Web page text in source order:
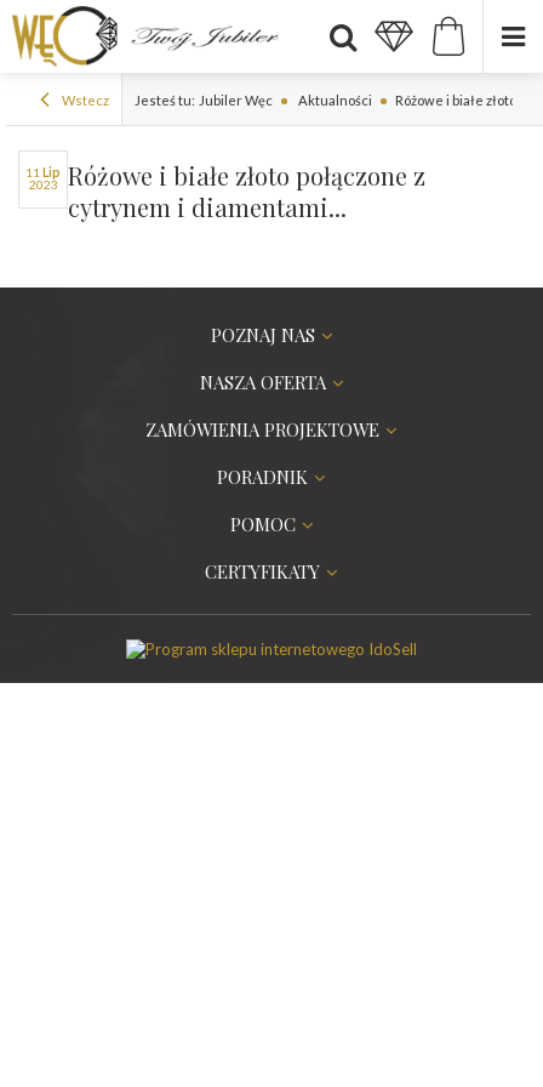
Wstecz Jesteś tu: Jubiler Węc Aktualności Różowe i białe złoto
11
lip
2023
Różowe i białe złoto połączone z
cytrynem i diamentami...
POZNAJ NAS
NASZA OFERTA
ZAMÓWIENIA PROJEKTOWE
PORADNIK
POMOC
CERTYFIKATY